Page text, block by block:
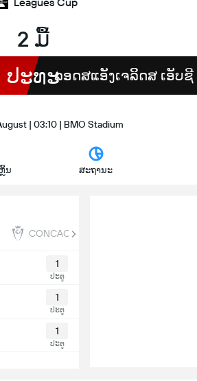
2 ມື້
ປະທະລອດສແອັງເຈລິິດສ ເອັບຊີ
| 03:10 | BMO Stadium
ນ ສະຖານະ
CONCACAF Champions Cup
1
ປະຕູ
1
ປະຕູ
1
ປະຕູ